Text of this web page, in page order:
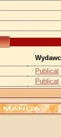
Publicat
Publicat